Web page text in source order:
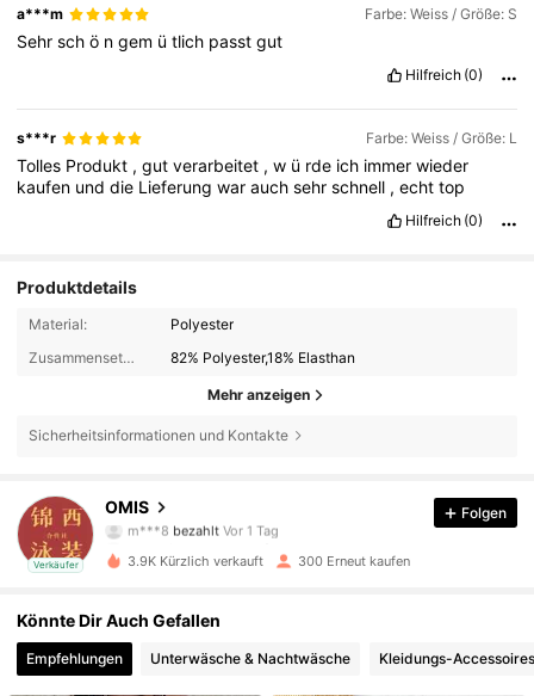
a***m Farbe: Weiss / Größe: S
Sehrschö ngem ütlich passtgut
Hilfreich (0)
s***r Farbe: Weiss / Größe: L
Tolles Produkt ,gutverarbeitet ,w ü rde ich immerwieder
kaufen unddie Lieferungwarauchsehrschnell ,echttop
Hilfreich (0)
Produktdetails
Material:
Polyester
Zusammensetzung:
82% Polyester,18% Elasthan
Mehr anzeigen
Sicherheitsinformationen und Kontakte
Verkäufer
OMIS
4,89
m***8
d***4istVor 1 Tag gefolgt
4,89
4,89 128 Follower
Folgen
3.9K Kürzlich verkauft 300 Erneut kaufen
Könnte Dir Auch Gefallen
Empfehlungen Unterwäsche & Nachtwäsche Kleidungs-Accessoires